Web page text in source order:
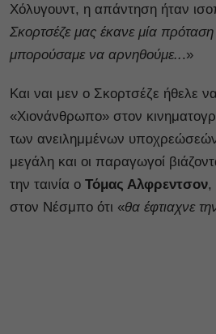
Χόλυγουντ, η απάντηση ήταν
Σκορτσέζε μας έκανε μία
μπορούσαμε να αρνηθούμε...»
Και ναι μεν ο Σκορτσέζε ήθελε
«Χιονάνθρωπο» στον
των ανειλημμένων
μεγάλη και οι παραγωγοί
την ταινία ο Τόμας Αλφρεντσον,
στον Νέσμπο ότι «θα έφτιαχνε